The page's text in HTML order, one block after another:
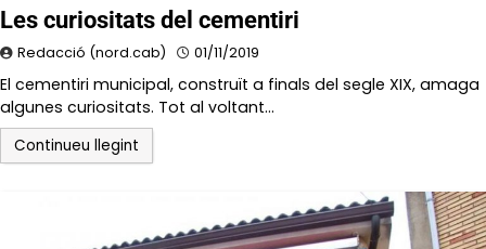
Les curiositats del cementiri
Redacció (nord.cab) 01/11/2019
El cementiri municipal, construït a finals del segle XIX, amaga
algunes curiositats. Tot al voltant…
Continueu llegint